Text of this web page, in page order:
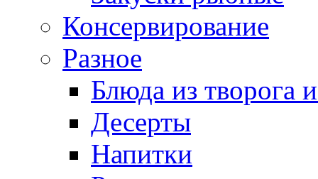
Консервирование
Разное
Блюда из творога
Десерты
Напитки